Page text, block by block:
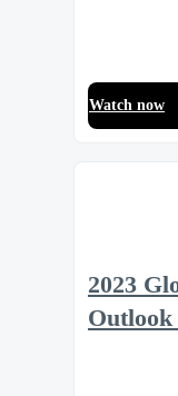
Watch now
2023